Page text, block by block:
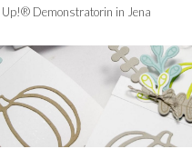
Up!® Demonstratorin in Jena